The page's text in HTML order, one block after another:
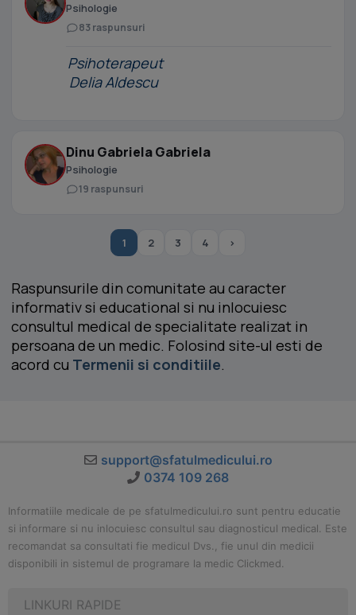
Psihologie
83 raspunsuri
Psihoterapeut
Delia Aldescu
Dinu Gabriela Gabriela
Psihologie
19 raspunsuri
1 2 3 4 ›
Raspunsurile din comunitate au caracter
informativ si educational si nu inlocuiesc
consultul medical de specialitate realizat in
persoana de un medic. Folosind site-ul esti de
acord cu Termenii si conditiile.
support@sfatulmedicului.ro
0374 109 268
Informatiile medicale de pe sfatulmedicului.ro sunt pentru educatie
si informare si nu inlocuiesc consultul sau diagnosticul medical. Este
recomandat sa consultati fie medicul Dvs., fie unul din medicii
disponibili in sistemul de programare la medic Clickmed.
LINKURI RAPIDE